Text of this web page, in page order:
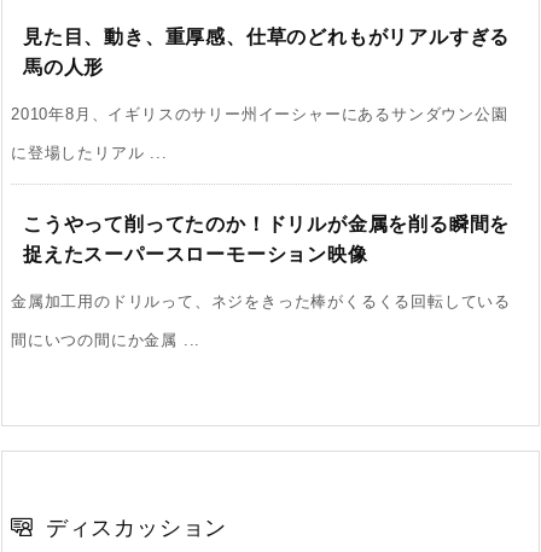
見た目、動き、重厚感、仕草のどれもがリアルすぎる
馬の人形
2010年8月、イギリスのサリー州イーシャーにあるサンダウン公園
に登場したリアル ...
こうやって削ってたのか！ドリルが金属を削る瞬間を
捉えたスーパースローモーション映像
金属加工用のドリルって、ネジをきった棒がくるくる回転している
間にいつの間にか金属 ...
ディスカッション